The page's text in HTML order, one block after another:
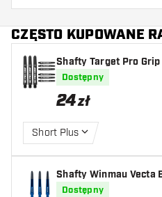
CZĘSTO KUPOWANE
Shafty Target Pro
Dostępny
24zł
Short Plus
Shafty Winmau Vecta
Dostępny